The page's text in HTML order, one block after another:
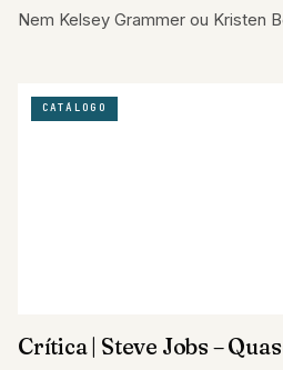
Nem Kelsey Grammer ou Kristen
CATÁLOGO
Crítica | Steve Jobs –